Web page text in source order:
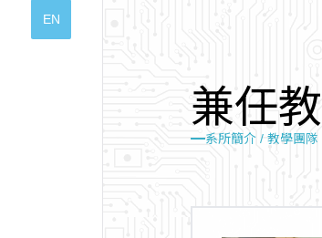
系所簡介 / 教學團隊
兼任教
EN